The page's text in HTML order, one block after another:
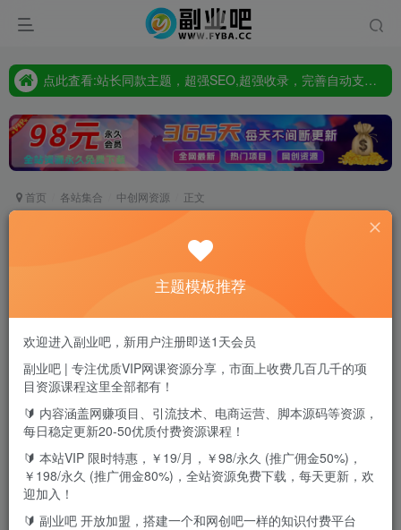
点此査看:站长同款主题，超强SEO,超强收录，完善自动支付会员功能，轻松打造高权重，高收录网站
点此査看:站长同款主题，超强SEO,超强收录，完善自动支付会员功能，轻松打造高权重，高收录网站
只要98元开通VIP会员，终身下载各大机构内部资源,一站式草根创业基地,最新最强网赚教程大全，小投入，大回报!
首页 各站集合 中创网资源 正文
（5296期）2023年3月28抖音跳核对 外面收费
1000元的技术 会员自测 黑科技随时可能和谐
此内容为付费资源，请付费后查看
F币 9.9
高级代理免费 顶级代理免费
立即购买
付费资源
主题模板推荐
欢迎进入副业吧，新用户注册即送1天会员
副业吧 | 专注优质VIP网课资源分享，市面上收费几百几千的项
目资源课程这里全部都有！
🔰 内容涵盖网赚项目、引流技术、电商运营、脚本源码等资源，
每日稳定更新20-50优质付费资源课程！
🔰 本站VIP 限时特惠，￥19/月，￥98/永久 (推广佣金50%)，
￥198/永久 (推广佣金80%)，全站资源免费下载，每天更新，欢
迎加入！
🔰 副业吧 开放加盟，搭建一个和网创吧一样的知识付费平台